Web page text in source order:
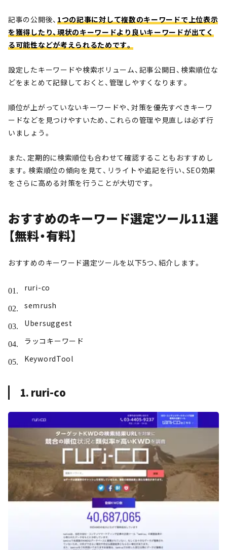
記事の公開後、 1つの記事に対して複数のキーワードで上位表示
を獲得したり、現状のキーワードより良いキーワードが出てく
る可能性などが考えられるためです。
設定したキーワードや検索ボリューム、記事公開日、検索順位な
どをまとめて記録しておくと、管理しやすくなります。
順位が上がっていないキーワードや、対策を優先すべきキーワ
ードなどを見つけやすいため、これらの管理や見直しは必ず行
いましょう。
また、定期的に検索順位も合わせて確認することもおすすめし
ます。検索順位の傾向を見て、リライトや追記を行い、SEO効果
をさらに高める対策を行うことが大切です。
おすすめのキーワード選定ツール11選
【無料・有料】
おすすめのキーワード選定ツールを以下5つ、紹介します。
ruri-co
semrush
Ubersuggest
ラッコキーワード
KeywordTool
1. ruri-co